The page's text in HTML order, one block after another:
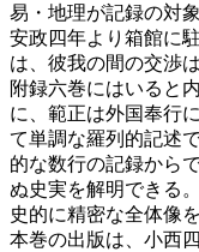
易・地理が記録の対
安政四年より箱館に
は、彼我の間の交渉
附録六巻にはいると
に、範正は外国奉行
て単調な羅列的記述
的な数行の記録から
ぬ史実を解明できる
史的に精密な全体像
本巻の出版は、小西